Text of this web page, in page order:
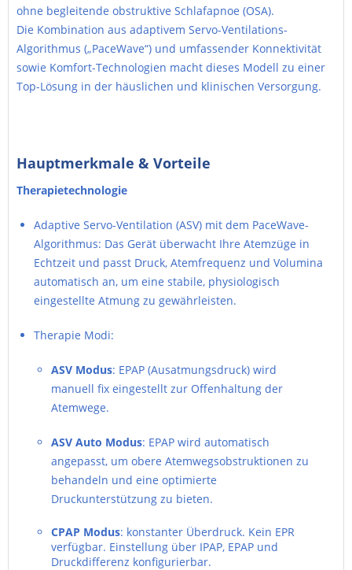
ohne begleitende obstruktive Schlafapnoe (OSA).
Die Kombination aus adaptivem Servo-Ventilations-
Algorithmus („PaceWave“) und umfassender Konnektivität
sowie Komfort-Technologien macht dieses Modell zu einer
Top-Lösung in der häuslichen und klinischen Versorgung.
Hauptmerkmale & Vorteile
Therapietechnologie
Adaptive Servo-Ventilation (ASV) mit dem PaceWave-
Algorithmus: Das Gerät überwacht Ihre Atemzüge in
Echtzeit und passt Druck, Atemfrequenz und Volumina
automatisch an, um eine stabile, physiologisch
eingestellte Atmung zu gewährleisten.
Therapie Modi:
ASV Modus: EPAP (Ausatmungsdruck) wird
manuell fix eingestellt zur Offenhaltung der
Atemwege.
ASV Auto Modus: EPAP wird automatisch
angepasst, um obere Atemwegsobstruktionen zu
behandeln und eine optimierte
Druckunterstützung zu bieten.
CPAP Modus: konstanter Überdruck. Kein EPR
verfügbar. Einstellung über IPAP, EPAP und
Druckdifferenz konfigurierbar.